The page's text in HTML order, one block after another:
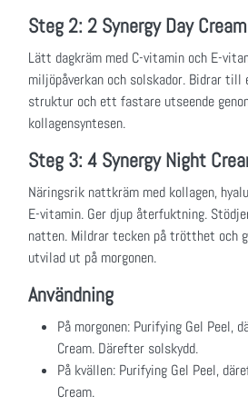
Steg 2: 2 Synergy Day Cream
Lätt dagkräm med C-vitamin och E-
miljöpåverkan och solskador. Bidrar till
struktur och ett fastare utseende
kollagensyntesen.
Steg 3: 4 Synergy Night
Näringsrik nattkräm med kollagen,
E-vitamin. Ger djup återfuktning.
natten. Mildrar tecken på trötthet och
utvilad ut på morgonen.
Användning
På morgonen: Purifying Gel Peel,
Cream. Därefter solskydd.
På kvällen: Purifying Gel Peel,
Cream.